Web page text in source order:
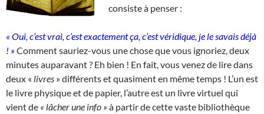
consiste à penser :
« Oui, c’est vrai, c’est exactement ça, c’est véridique, je le savais déjà
! » Comment sauriez-vous une chose que vous ignoriez, deux
minutes auparavant ? Eh bien ! En fait, vous venez de lire dans
deux « livres » différents et quasiment en même temps ! L’un est
le livre physique et de papier, l’autre est un livre virtuel qui
vient de « lâcher une info » à partir de cette vaste bibliothèque